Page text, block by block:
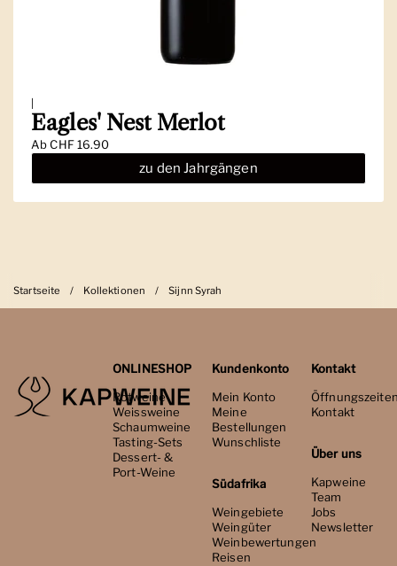
Eagles' Nest Merlot
AbCHF 16.90
zu den Jahrgängen
Startseite / Kollektionen / Sijnn Syrah
ONLINESHOP
Rotweine
Weissweine
Schaumweine
Tasting-Sets
Dessert- &
Port-Weine
Kundenkonto
Mein Konto
Meine
Bestellungen
Wunschliste
Südafrika
Weingebiete
Weingüter
Weinbewertungen
Reisen
Kontakt
Kontakt
Über uns
Kapweine
Team
Jobs
Newsletter